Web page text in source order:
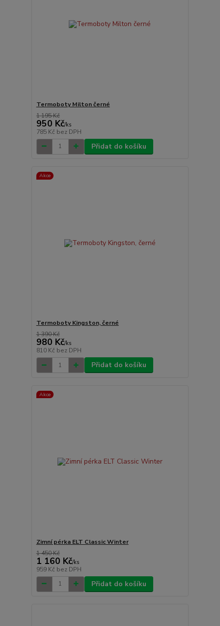
Termoboty Milton černé
1 195 Kč
950 Kč/ks
785 Kč bez DPH
Přidat do košíku
Akce
Termoboty Kingston, černé
1 390 Kč
980 Kč/ks
810 Kč bez DPH
Přidat do košíku
Akce
Zimní pérka ELT Classic Winter
1 450 Kč
1 160 Kč/ks
959 Kč bez DPH
Přidat do košíku